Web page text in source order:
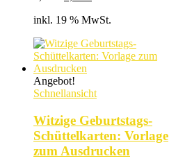
war:
ist:
inkl. 19 % MwSt.
Angebot!
Schnellansicht
Witzige Geburtstags-
Schüttelkarten: Vorlage
zum Ausdrucken